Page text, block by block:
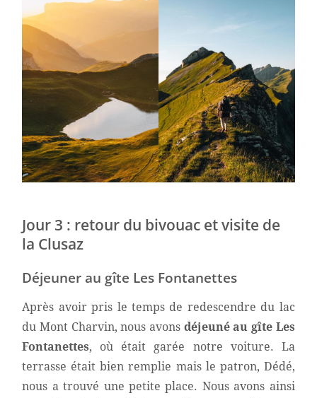
Jour 3 : retour du bivouac et visite de
la Clusaz
Déjeuner au gîte Les Fontanettes
Après avoir pris le temps de redescendre du lac
du Mont Charvin, nous avons déjeuné au gîte Les
Fontanettes, où était garée notre voiture. La
terrasse était bien remplie mais le patron, Dédé,
nous a trouvé une petite place. Nous avons ainsi